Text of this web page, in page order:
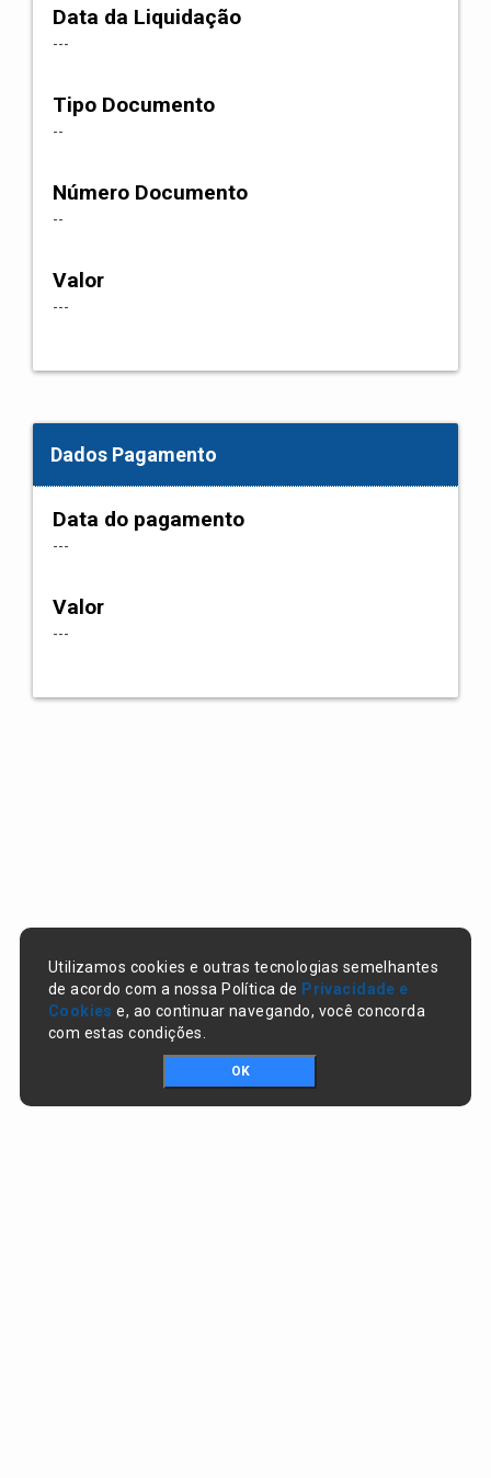
Data da Liquidação
---
Tipo Documento
--
Número Documento
--
Valor
---
Dados Pagamento
Data do pagamento
---
Valor
---
Utilizamos cookies e outras tecnologias semelhantes
de acordo com a nossa Política de Privacidade e
Cookies e, ao continuar navegando, você concorda
com estas condições.
OK